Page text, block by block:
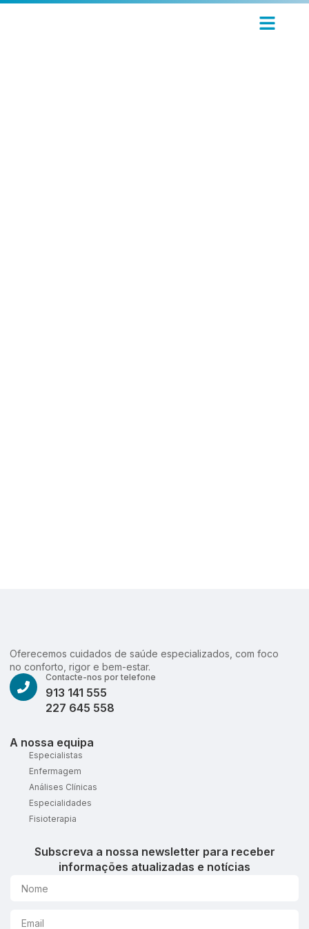
Oferecemos cuidados de saúde especializados, com foco
no conforto, rigor e bem-estar.
Contacte-nos por telefone
913 141 555
227 645 558
A nossa equipa
Especialistas
Enfermagem
Análises Clínicas
Especialidades
Fisioterapia
Subscreva a nossa newsletter para receber
informações atualizadas e notícias